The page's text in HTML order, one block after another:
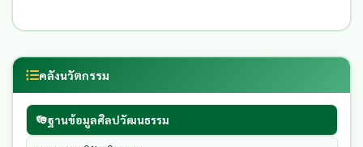
คลังนวัตกรรม
ฐานข้อมูลศิลปวัฒนธรรม